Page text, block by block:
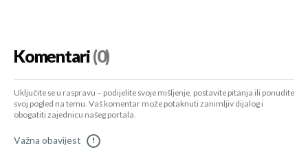
Komentari(0)
Uključite se u raspravu – podijelite svoje mišljenje, postavite pitanja ili ponudite
svoj pogled na temu. Vaš komentar može potaknuti zanimljiv dijalog i
obogatiti zajednicu našeg portala.
Važna obavijest !